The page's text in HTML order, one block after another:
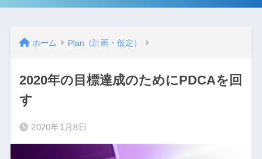
ホーム Plan（計画・仮定）
2020年の目標達成のためにPDCAを回
す
2020年1月8日